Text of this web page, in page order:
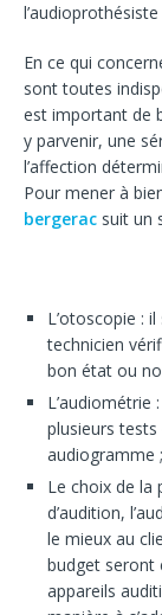
En ce qui
sont toutes
est important de
y parvenir, une
l’affection
Pour mener à
bergerac suit un
L’otoscopie :
technicien
bon état ou
L’audiométrie
plusieurs tests
audiogramme ;
Le choix de la
d’audition,
le mieux au
budget seront
appareils